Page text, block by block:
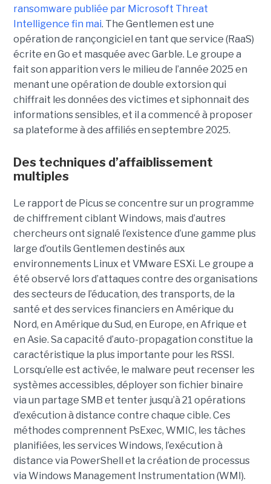
ransomware publiée par Microsoft Threat
Intelligence fin mai. The Gentlemen est une
opération de rançongiciel en tant que service (RaaS)
écrite en Go et masquée avec Garble. Le groupe a
fait son apparition vers le milieu de l’année 2025 en
menant une opération de double extorsion qui
chiffrait les données des victimes et siphonnait des
informations sensibles, et il a commencé à proposer
sa plateforme à des affiliés en septembre 2025.
Des techniques d’affaiblissement
multiples
Le rapport de Picus se concentre sur un programme
de chiffrement ciblant Windows, mais d’autres
chercheurs ont signalé l’existence d’une gamme plus
large d’outils Gentlemen destinés aux
environnements Linux et VMware ESXi. Le groupe a
été observé lors d’attaques contre des organisations
des secteurs de l’éducation, des transports, de la
santé et des services financiers en Amérique du
Nord, en Amérique du Sud, en Europe, en Afrique et
en Asie. Sa capacité d’auto-propagation constitue la
caractéristique la plus importante pour les RSSI.
Lorsqu’elle est activée, le malware peut recenser les
systèmes accessibles, déployer son fichier binaire
via un partage SMB et tenter jusqu’à 21 opérations
d’exécution à distance contre chaque cible. Ces
méthodes comprennent PsExec, WMIC, les tâches
planifiées, les services Windows, l’exécution à
distance via PowerShell et la création de processus
via Windows Management Instrumentation (WMI).